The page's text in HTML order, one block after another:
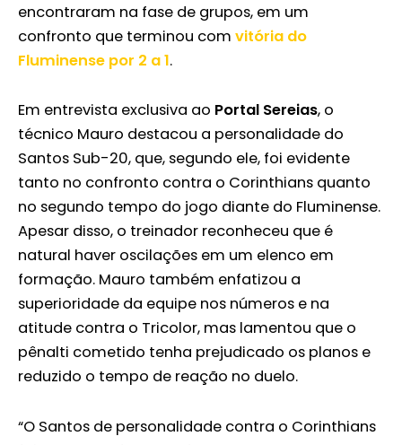
encontraram na fase de grupos, em um
confronto que terminou com vitória do
Fluminense por 2 a 1.
Em entrevista exclusiva ao Portal Sereias, o
técnico Mauro destacou a personalidade do
Santos Sub-20, que, segundo ele, foi evidente
tanto no confronto contra o Corinthians quanto
no segundo tempo do jogo diante do Fluminense.
Apesar disso, o treinador reconheceu que é
natural haver oscilações em um elenco em
formação. Mauro também enfatizou a
superioridade da equipe nos números e na
atitude contra o Tricolor, mas lamentou que o
pênalti cometido tenha prejudicado os planos e
reduzido o tempo de reação no duelo.
“O Santos de personalidade contra o Corinthians